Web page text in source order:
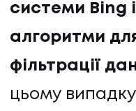
системи Bing
алгоритми
фільтрації
цьому